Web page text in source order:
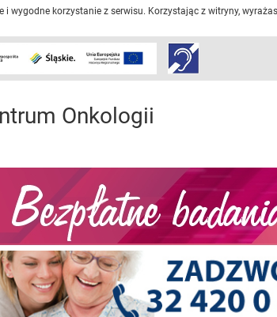
wygodne korzystanie z serwisu. Korzystając z witryny,
Onkologii